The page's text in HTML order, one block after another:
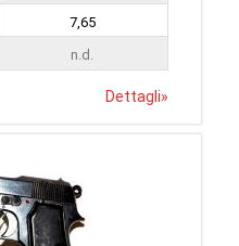
7,65
n.d.
Dettagli»